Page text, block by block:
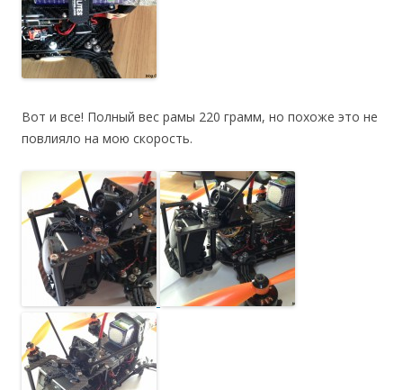
Вот и все! Полный вес рамы 220 грамм, но похоже это не
повлияло на мою скорость.